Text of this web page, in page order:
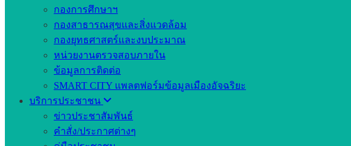
กองการศึกษาฯ
กองสาธารณสุขและสิ่งแวดล้อม
กองยุทธศาสตร์และงบประมาณ
หน่วยงานตรวจสอบภายใน
ข้อมูลการติดต่อ
SMART CITY แพลตฟอร์มข้อมูลเมืองอัจฉริยะ
บริการประชาชน
ข่าวประชาสัมพันธ์
คำสั่ง/ประกาศต่างๆ